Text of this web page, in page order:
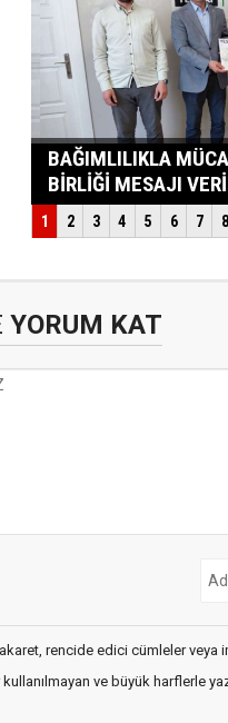
YORUM KAT
rencide edici cümleler veya
ve büyük harflerle